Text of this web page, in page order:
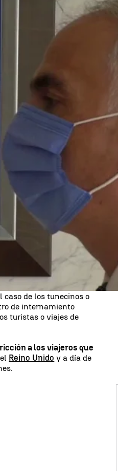
Todos los viajeros
de 14 días y dar
contagiosas
llegue en viaje directo
realizada con un
del lugar en el
caso de los tunecinos o
de internamiento
turistas o viajes de
a los viajeros que
Reino Unido y a día de